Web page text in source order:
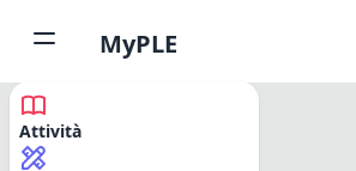
Attività
MyPLE